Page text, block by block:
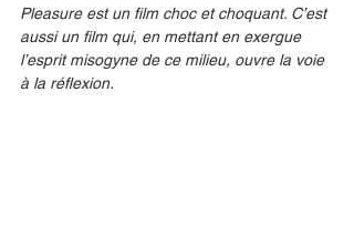
Pleasure est un film choc et choquant. C’est
aussi un film qui, en mettant en exergue
l’esprit misogyne de ce milieu, ouvre la voie
à la réflexion.